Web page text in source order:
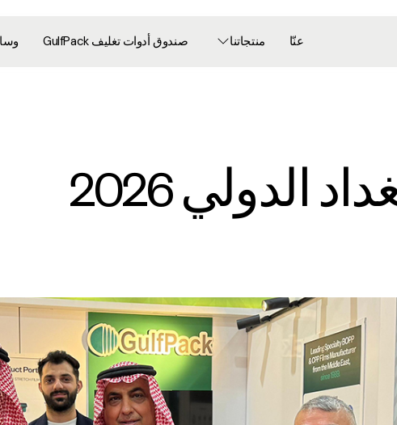
عنّا منتجاتنا صندوق أدوات تغليف GulfPack
الدولي 2026